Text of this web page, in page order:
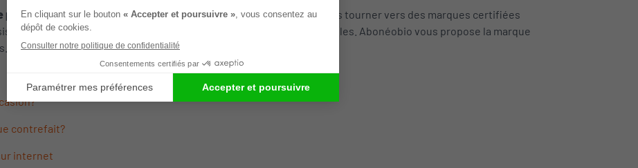
pas d'acheter des cosmétiques de seconde mainmais plutôt de vous tourner vers des marques certifiées
l’abonnement qui vous permet de bénéficier de remises annuelles. Abonéobio vous propose la marque
contrefait?
internet